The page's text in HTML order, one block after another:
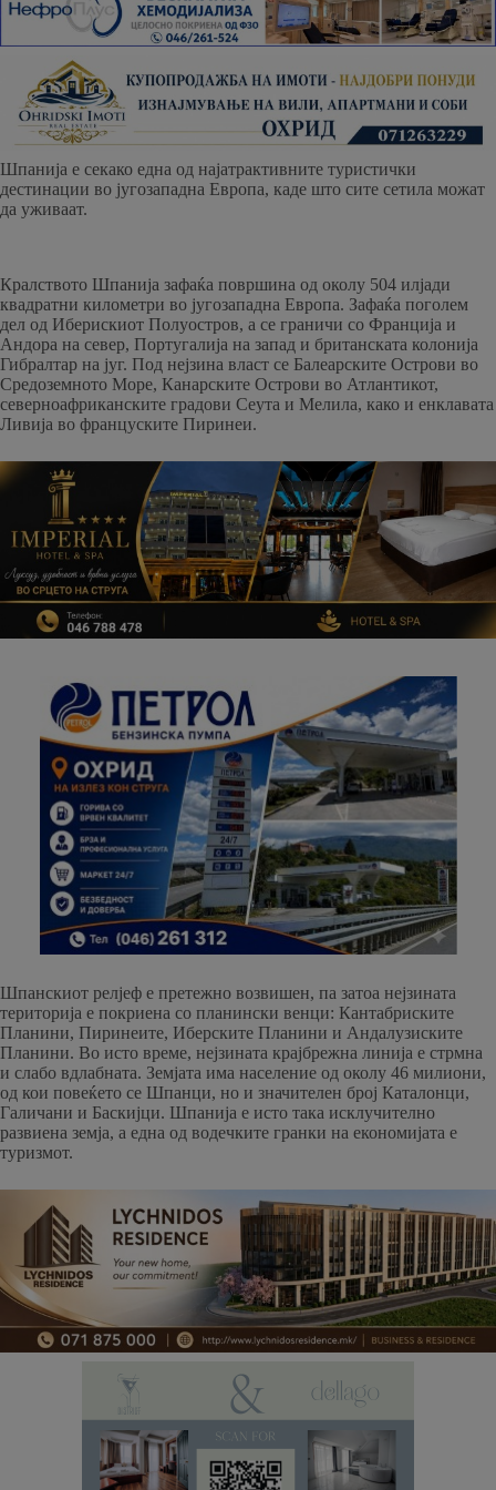
Шпанија е секако една од најатрактивните туристички
дестинации во југозападна Европа, каде што сите сетила можат
да уживаат.
Кралството Шпанија зафаќа површина од околу 504 илјади
квадратни километри во југозападна Европа. Зафаќа поголем
дел од Иберискиот Полуостров, а се граничи со Франција и
Андора на север, Португалија на запад и британската колонија
Гибралтар на југ. Под нејзина власт се Балеарските Острови во
Средоземното Море, Канарските Острови во Атлантикот,
северноафриканските градови Сеута и Мелила, како и енклавата
Ливија во француските Пиринеи.
Шпанскиот релјеф е претежно возвишен, па затоа нејзината
територија е покриена со планински венци: Кантабриските
Планини, Пиринеите, Иберските Планини и Андалузиските
Планини. Во исто време, нејзината крајбрежна линија е стрмна
и слабо вдлабната. Земјата има население од околу 46 милиони,
од кои повеќето се Шпанци, но и значителен број Каталонци,
Галичани и Баскијци. Шпанија е исто така исклучително
развиена земја, а една од водечките гранки на економијата е
туризмот.